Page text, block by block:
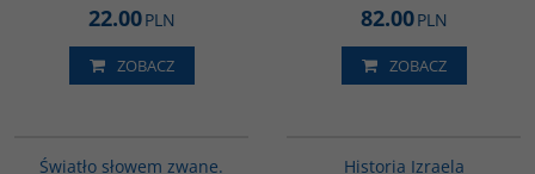
22.00PLN
ZOBACZ
82.00PLN
ZOBACZ
Światło słowem zwane.
Historia Izraela